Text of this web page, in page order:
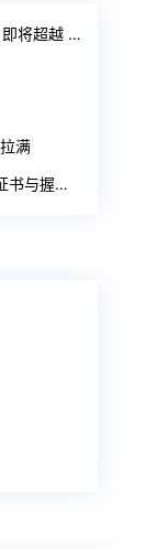
越 Java
满
手过程